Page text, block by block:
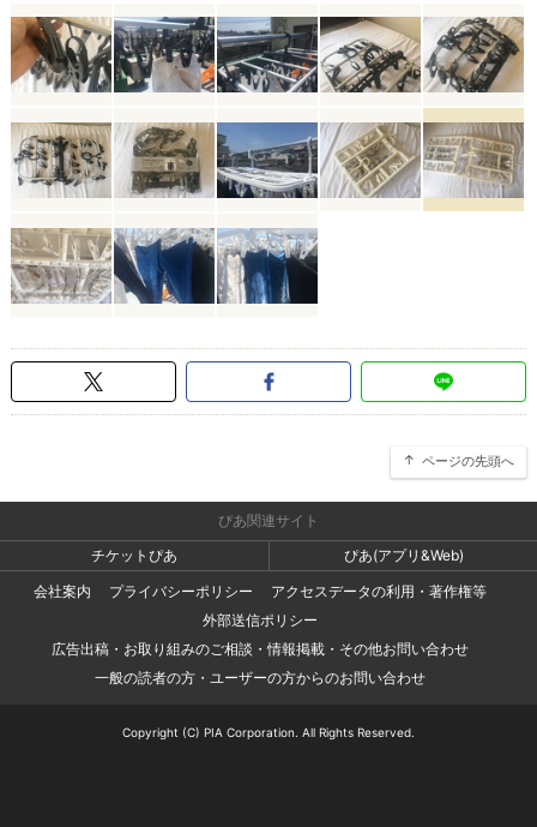
ページの先頭へ
ぴあ関連サイト
チケットぴあ
ぴあ(アプリ&Web)
会社案内
プライバシーポリシー
アクセスデータの利用・著作権等
外部送信ポリシー
広告出稿・お取り組みのご相談・情報掲載・その他お問い合わせ
一般の読者の方・ユーザーの方からのお問い合わせ
Copyright (C) PIA Corporation. All Rights Reserved.